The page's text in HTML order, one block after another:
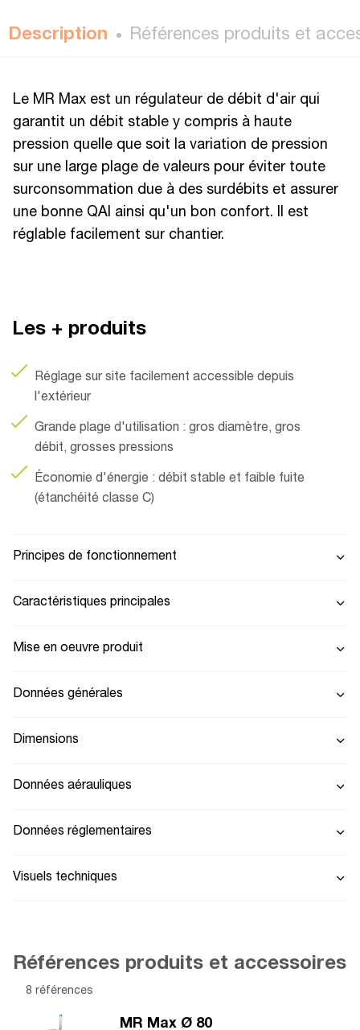
Description Références produits et
Le MR Max est un régulateur de débit d'air qui
garantit un débit stable y compris à haute
pression quelle que soit la variation de pression
sur une large plage de valeurs pour éviter toute
surconsommation due à des surdébits et assurer
une bonne QAI ainsi qu'un bon confort. Il est
réglable facilement sur chantier.
Les + produits
Réglage sur site facilement accessible depuis
l'extérieur
Grande plage d'utilisation : gros diamètre, gros
débit, grosses pressions
Économie d'énergie : débit stable et faible fuite
(étanchéité classe C)
Principes de fonctionnement
Caractéristiques principales
Mise en oeuvre produit
Données générales
Dimensions
Données aérauliques
Données réglementaires
Visuels techniques
Références produits et accessoires
8 références
MR Max Ø 80